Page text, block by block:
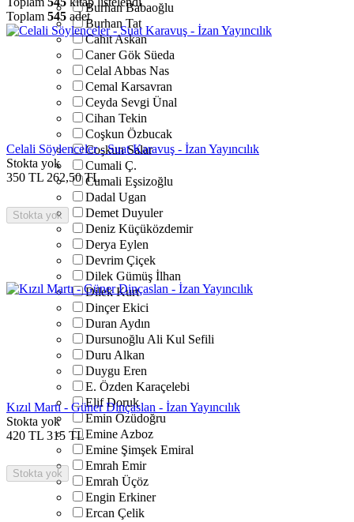
Burhan Babaoğlu
Burhan Tat
Cahit Askan
Caner Gök Süeda
Celal Abbas Nas
Cemal Karsavran
Ceyda Sevgi Ünal
Cihan Tekin
Coşkun Özbucak
Coşkun Salar
Cumali Ç.
Cumali Eşsizoğlu
Dadal Ugan
Demet Duyuler
Deniz Küçüközdemir
Derya Eylen
Devrim Çiçek
Dilek Gümüş İlhan
Dilek Kurt
Dinçer Ekici
Duran Aydın
Dursunoğlu Ali Kul Sefili
Duru Alkan
Duygu Eren
E. Özden Karaçelebi
Elif Doruk
Emin Özüdoğru
Emine Azboz
Emine Şimşek Emiral
Emrah Emir
Emrah Üçöz
Engin Erkiner
Ercan Çelik
Toplam 545 adet
Celali Söylenceler - Suat Karavuş - İzan Yayıncılık
Stokta yok
350 TL 262,50 TL
Stokta yok
Kızıl Martı - Güner Dinçaslan - İzan Yayıncılık
Stokta yok
420 TL 315 TL
Stokta yok